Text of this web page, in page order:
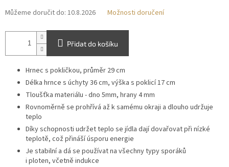
Můžeme doručit do: 10.8.2026 Možnosti doručení
Přidat do košíku
Hrnec s pokličkou, průměr 29 cm
Délka hrnce s úchyty 36 cm, výška s poklicí 17 cm
Tloušťka materiálu - dno 5mm, hrany 4 mm
Rovnoměrně se prohřívá až k samému okraji a dlouho udržuje
teplo
Díky schopnosti udržet teplo se jídla dají dovařovat při nízké
teplotě, což přináší úsporu energie
Je stabilní a dá se používat na všechny typy sporáků
i ploten, včetně indukce